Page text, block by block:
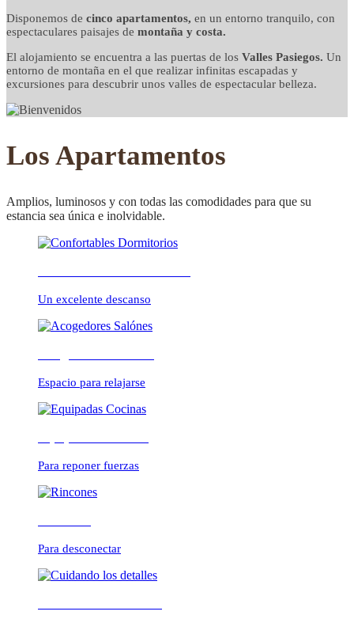
CONFORTABLE
ambientes cálidos y
relajados
Previous Next
Disponemos de cinco apartamentos, en un entorno tranquilo, con
espectaculares paisajes de montaña y costa.
El alojamiento se encuentra a las puertas de los Valles Pasiegos. Un
entorno de montaña en el que realizar infinitas escapadas y
excursiones para descubrir unos valles de espectacular belleza.
Los Apartamentos
Amplios, luminosos y con todas las comodidades para que su
estancia sea única e inolvidable.
Un excelente descanso
Espacio para relajarse
Para reponer fuerzas
Para desconectar